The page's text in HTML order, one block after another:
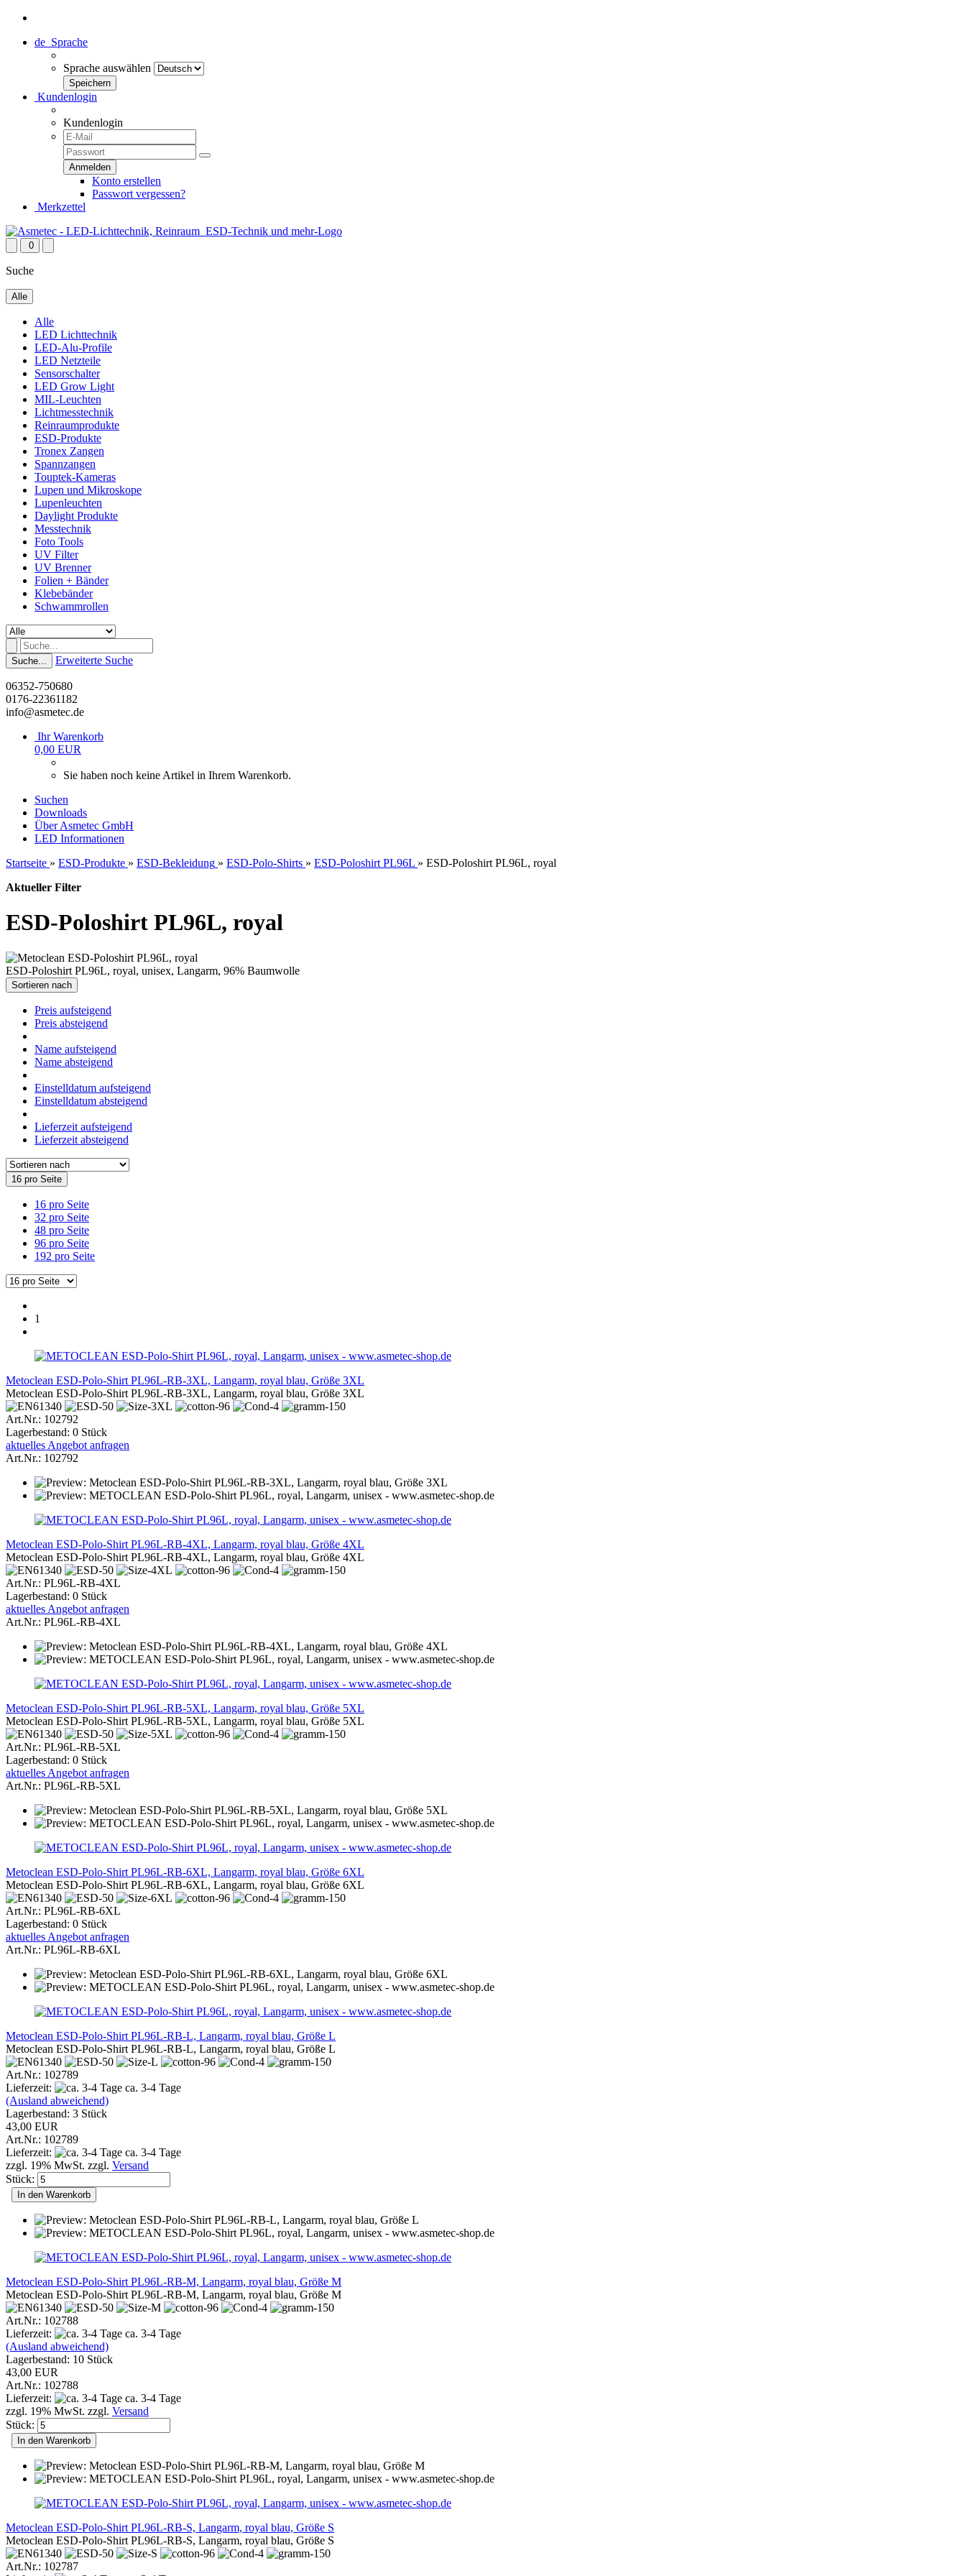
de Sprache
Sprache auswählen
Kundenlogin
Kundenlogin
Konto erstellen
Passwort vergessen?
Merkzettel
0
Suche
Alle
Alle
LED Lichttechnik
LED-Alu-Profile
LED Netzteile
Sensorschalter
LED Grow Light
MIL-Leuchten
Lichtmesstechnik
Reinraumprodukte
ESD-Produkte
Tronex Zangen
Spannzangen
Touptek-Kameras
Lupen und Mikroskope
Lupenleuchten
Daylight Produkte
Messtechnik
Foto Tools
UV Filter
UV Brenner
Folien + Bänder
Klebebänder
Schwammrollen
Suche... Erweiterte Suche
06352-750680
0176-22361182
info@asmetec.de
Ihr Warenkorb
0,00 EUR
Sie haben noch keine Artikel in Ihrem Warenkorb.
Suchen
Downloads
Über Asmetec GmbH
LED Informationen
Startseite » ESD-Produkte » ESD-Bekleidung » ESD-Polo-Shirts » ESD-Poloshirt PL96L » ESD-Poloshirt PL96L, royal
Aktueller Filter
ESD-Poloshirt PL96L, royal
ESD-Poloshirt PL96L, royal, unisex, Langarm, 96% Baumwolle
Sortieren nach
Preis aufsteigend
Preis absteigend
Name aufsteigend
Name absteigend
Einstelldatum aufsteigend
Einstelldatum absteigend
Lieferzeit aufsteigend
Lieferzeit absteigend
16 pro Seite
16 pro Seite
32 pro Seite
48 pro Seite
96 pro Seite
192 pro Seite
1
Metoclean ESD-Polo-Shirt PL96L-RB-3XL, Langarm, royal blau, Größe 3XL
Metoclean ESD-Polo-Shirt PL96L-RB-3XL, Langarm, royal blau, Größe 3XL
Art.Nr.: 102792
Lagerbestand: 0 Stück
aktuelles Angebot anfragen
Art.Nr.: 102792
Metoclean ESD-Polo-Shirt PL96L-RB-4XL, Langarm, royal blau, Größe 4XL
Metoclean ESD-Polo-Shirt PL96L-RB-4XL, Langarm, royal blau, Größe 4XL
Art.Nr.: PL96L-RB-4XL
Lagerbestand: 0 Stück
aktuelles Angebot anfragen
Art.Nr.: PL96L-RB-4XL
Metoclean ESD-Polo-Shirt PL96L-RB-5XL, Langarm, royal blau, Größe 5XL
Metoclean ESD-Polo-Shirt PL96L-RB-5XL, Langarm, royal blau, Größe 5XL
Art.Nr.: PL96L-RB-5XL
Lagerbestand: 0 Stück
aktuelles Angebot anfragen
Art.Nr.: PL96L-RB-5XL
Metoclean ESD-Polo-Shirt PL96L-RB-6XL, Langarm, royal blau, Größe 6XL
Metoclean ESD-Polo-Shirt PL96L-RB-6XL, Langarm, royal blau, Größe 6XL
Art.Nr.: PL96L-RB-6XL
Lagerbestand: 0 Stück
aktuelles Angebot anfragen
Art.Nr.: PL96L-RB-6XL
Metoclean ESD-Polo-Shirt PL96L-RB-L, Langarm, royal blau, Größe L
Metoclean ESD-Polo-Shirt PL96L-RB-L, Langarm, royal blau, Größe L
Art.Nr.: 102789
Lieferzeit:
ca. 3-4 Tage
(Ausland abweichend)
Lagerbestand: 3 Stück
43,00 EUR
Art.Nr.: 102789
Lieferzeit:
ca. 3-4 Tage
zzgl. 19% MwSt. zzgl. Versand
Stück:
In den Warenkorb
Metoclean ESD-Polo-Shirt PL96L-RB-M, Langarm, royal blau, Größe M
Metoclean ESD-Polo-Shirt PL96L-RB-M, Langarm, royal blau, Größe M
Art.Nr.: 102788
Lieferzeit:
ca. 3-4 Tage
(Ausland abweichend)
Lagerbestand: 10 Stück
43,00 EUR
Art.Nr.: 102788
Lieferzeit:
ca. 3-4 Tage
zzgl. 19% MwSt. zzgl. Versand
Stück:
In den Warenkorb
Metoclean ESD-Polo-Shirt PL96L-RB-S, Langarm, royal blau, Größe S
Metoclean ESD-Polo-Shirt PL96L-RB-S, Langarm, royal blau, Größe S
Art.Nr.: 102787